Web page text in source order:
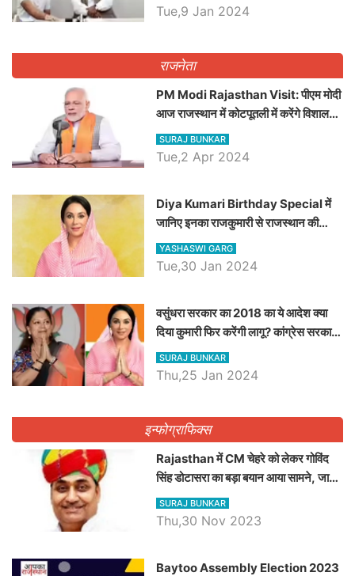
Tue,9 Jan 2024
राजनेता
PM Modi Rajasthan Visit: पीएम मोदी
आज राजस्थान में कोटपूतली में करेंगे विशाल
रैली, एक सभा से 8 सीटों पर साधेगें निशाना
SURAJ BUNKAR
Tue,2 Apr 2024
Diya Kumari Birthday Special में
जानिए इनका राजकुमारी से राजस्थान की
डिप्टी सीएम बनने तक का सफर, एक क्लिक में
जाने पूरा जीवन परिचय
YASHASWI GARG
Tue,30 Jan 2024
वसुंधरा सरकार का 2018 का ये आदेश क्या
दिया कुमारी फिर करेंगी लागू? कांग्रेस सरकार
ने किया था निरस्त
SURAJ BUNKAR
Thu,25 Jan 2024
इन्फोग्राफिक्स
Rajasthan में CM चेहरे को लेकर गोविंद
सिंह डोटासरा का बड़ा बयान आया सामने, जानें
विचार
SURAJ BUNKAR
Thu,30 Nov 2023
Baytoo Assembly Election 2023